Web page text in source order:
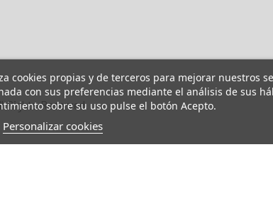
cookies propias y de terceros para mejorar nuestros
con sus preferencias mediante el análisis de sus
sobre su uso pulse el botón Acepto.
Personalizar cookies
Rights Reserved.